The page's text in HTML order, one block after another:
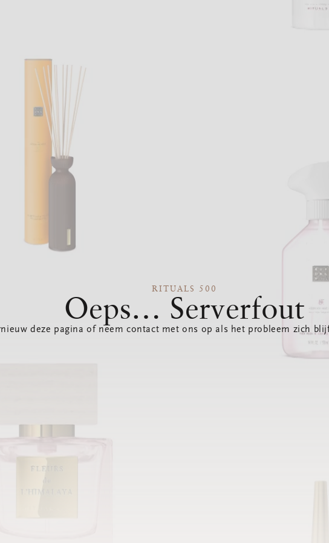
RITUALS 500
Oeps… Serverfout
deze pagina of neem contact met ons op als het probleem zich